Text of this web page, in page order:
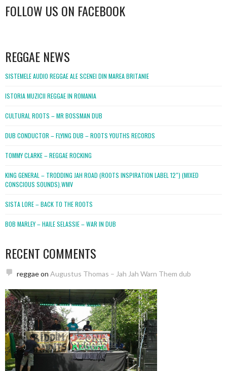
FOLLOW US ON FACEBOOK
REGGAE NEWS
SISTEMELE AUDIO REGGAE ALE SCENEI DIN MAREA BRITANIE
ISTORIA MUZICII REGGAE IN ROMANIA
CULTURAL ROOTS – MR BOSSMAN DUB
DUB CONDUCTOR – FLYING DUB – ROOTS YOUTHS RECORDS
TOMMY CLARKE – REGGAE ROCKING
KING GENERAL – TRODDING JAH ROAD (ROOTS INSPIRATION LABEL 12″) (MIXED
CONSCIOUS SOUNDS).WMV
SISTA LORE – BACK TO THE ROOTS
BOB MARLEY – HAILE SELASSIE – WAR IN DUB
RECENT COMMENTS
reggaeon Augustus Thomas – Jah Jah Warn Them dub